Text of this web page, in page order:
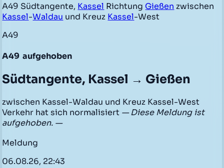
A49 Südtangente, Kassel Richtung Gießen zwischen
Kassel-Waldau und Kreuz Kassel-West
A49
A49 aufgehoben
Südtangente, Kassel → Gießen
zwischen Kassel-Waldau und Kreuz Kassel-West
Verkehr hat sich normalisiert — Diese Meldung ist
aufgehoben. —
Meldung
06.08.26, 22:43